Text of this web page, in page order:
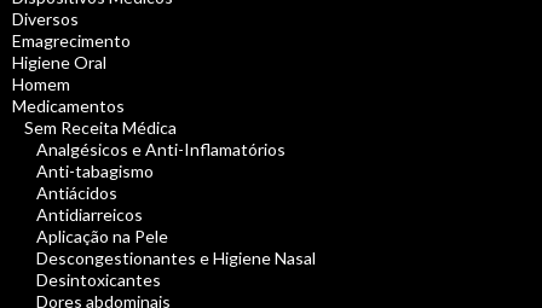
Diversos
Emagrecimento
Higiene Oral
Homem
Medicamentos
Sem Receita Médica
Analgésicos e Anti-Inflamatórios
Anti-tabagismo
Antiácidos
Antidiarreicos
Aplicação na Pele
Descongestionantes e Higiene Nasal
Desintoxicantes
Dores abdominais